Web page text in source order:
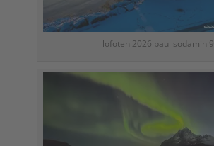
lofoten 2026 paul sodamin 9